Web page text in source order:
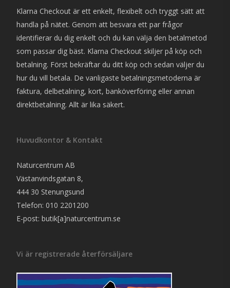
Klarna Checkout är ett enkelt, flexibelt och tryggt sätt att
handla på nätet. Genom att besvara ett par frågor
identifierar du dig enkelt och du kan välja den betalmetod
som passar dig bäst. Klarna Checkout skiljer på köp och
betalning. Först bekräftar du ditt köp och sedan väljer du
hur du vill betala. De vanligaste betalningsmetoderna är
faktura, delbetalning, kort, banköverföring eller annan
direktbetalning. Allt är lika säkert.
Huvudkontor & Kontakt
Naturcentrum AB
Västanvindsgatan 8,
444 30 Stenungsund
Telefon: 010 2201200
E-post: butik[a]naturcentrum.se
Vi är registrerade återförsäljare